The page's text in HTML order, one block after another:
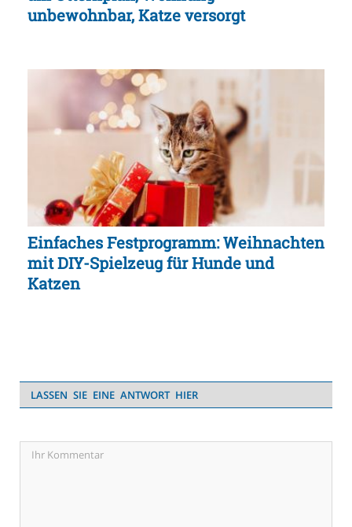
unbewohnbar, Katze versorgt
Einfaches Festprogramm: Weihnachten
mit DIY-Spielzeug für Hunde und
Katzen
LASSEN SIE EINE ANTWORT HIER